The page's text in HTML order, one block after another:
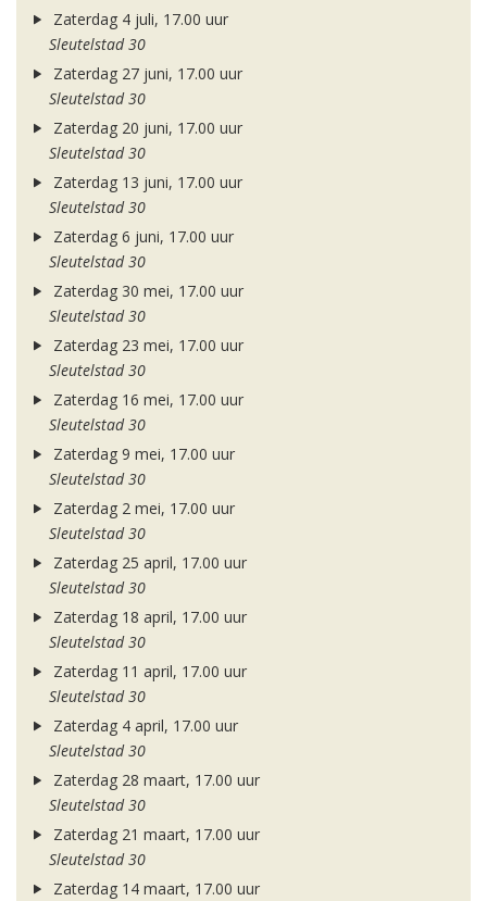
Zaterdag 4 juli, 17.00 uur
Sleutelstad 30
Zaterdag 27 juni, 17.00 uur
Sleutelstad 30
Zaterdag 20 juni, 17.00 uur
Sleutelstad 30
Zaterdag 13 juni, 17.00 uur
Sleutelstad 30
Zaterdag 6 juni, 17.00 uur
Sleutelstad 30
Zaterdag 30 mei, 17.00 uur
Sleutelstad 30
Zaterdag 23 mei, 17.00 uur
Sleutelstad 30
Zaterdag 16 mei, 17.00 uur
Sleutelstad 30
Zaterdag 9 mei, 17.00 uur
Sleutelstad 30
Zaterdag 2 mei, 17.00 uur
Sleutelstad 30
Zaterdag 25 april, 17.00 uur
Sleutelstad 30
Zaterdag 18 april, 17.00 uur
Sleutelstad 30
Zaterdag 11 april, 17.00 uur
Sleutelstad 30
Zaterdag 4 april, 17.00 uur
Sleutelstad 30
Zaterdag 28 maart, 17.00 uur
Sleutelstad 30
Zaterdag 21 maart, 17.00 uur
Sleutelstad 30
Zaterdag 14 maart, 17.00 uur